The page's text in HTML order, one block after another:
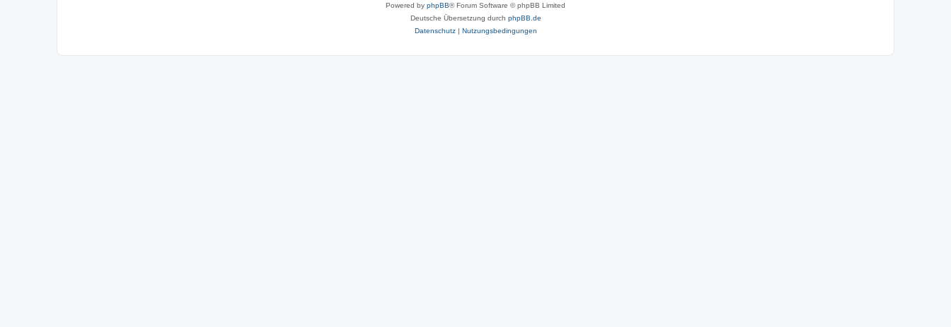
Powered by phpBB® Forum Software © phpBB Limited
Deutsche Übersetzung durch phpBB.de
Datenschutz| Nutzungsbedingungen